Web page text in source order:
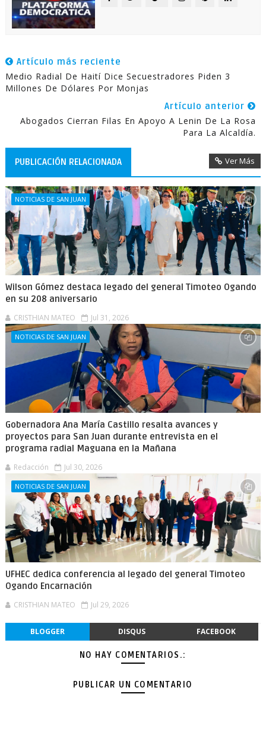
Artículo más reciente
Medio Radial De Haití Dice Secuestradores Piden 3
Millones De Dólares Por Monjas
Artículo anterior
Abogados Cierran Filas En Apoyo A Lenin De La Rosa
Para La Alcaldía.
PUBLICACIÓN RELACIONADA Ver Más
NOTICIAS DE SAN JUAN
Wilson Gómez destaca legado del general Timoteo Ogando
en su 208 aniversario
CRISTHIAN MATEO Jul 31, 2026
NOTICIAS DE SAN JUAN
Gobernadora Ana María Castillo resalta avances y
proyectos para San Juan durante entrevista en el
programa radial Maguana en la Mañana
Redacción Jul 30, 2026
NOTICIAS DE SAN JUAN
UFHEC dedica conferencia al legado del general Timoteo
Ogando Encarnación
CRISTHIAN MATEO Jul 29, 2026
BLOGGER DISQUS FACEBOOK
NO HAY COMENTARIOS.:
PUBLICAR UN COMENTARIO